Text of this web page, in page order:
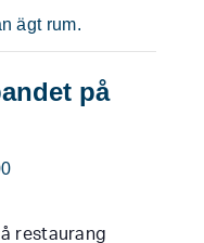
ägt rum.
på
restaurang